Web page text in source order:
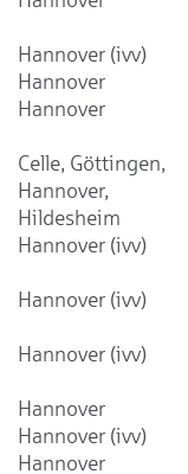
Hannover (ivv)
Hannover
Hannover
Celle, Göttingen,
Hannover,
Hildesheim
Hannover (ivv)
Hannover (ivv)
Hannover (ivv)
Hannover
Hannover (ivv)
Hannover